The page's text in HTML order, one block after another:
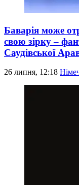
Баварія може
свою зірку –
Саудівської
26 липня, 12:18